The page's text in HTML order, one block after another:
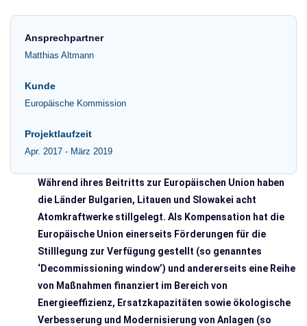
Ansprechpartner
Matthias Altmann
Kunde
Europäische Kommission
Projektlaufzeit
Apr. 2017 - März 2019
Während ihres Beitritts zur Europäischen Union haben
die Länder Bulgarien, Litauen und Slowakei acht
Atomkraftwerke stillgelegt. Als Kompensation hat die
Europäische Union einerseits Förderungen für die
Stilllegung zur Verfügung gestellt (so genanntes
‘Decommissioning window’) und andererseits eine Reihe
von Maßnahmen finanziert im Bereich von
Energieeffizienz, Ersatzkapazitäten sowie ökologische
Verbesserung und Modernisierung von Anlagen (so